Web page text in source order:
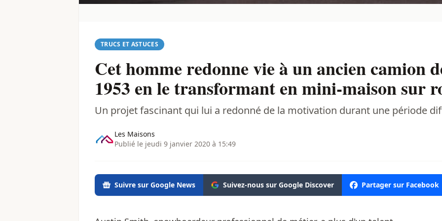
TRUCS ET ASTUCES
Cet homme redonne vie à un ancien camion
1953 en le transformant en mini-maison sur
Un projet fascinant qui lui a redonné de la motivation durant une période
Les Maisons
Publié le jeudi 9 janvier 2020 à 15:49
Suivre sur Google News Suivez-nous sur Google Discover Partager sur Facebook